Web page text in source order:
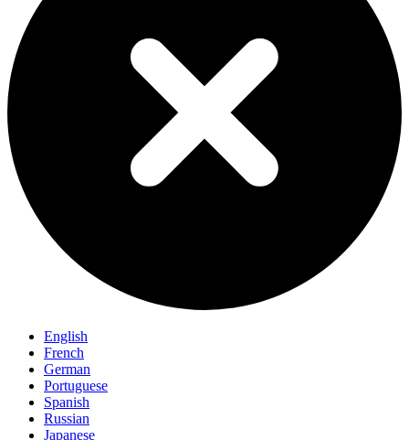
English
French
German
Portuguese
Spanish
Russian
Japanese